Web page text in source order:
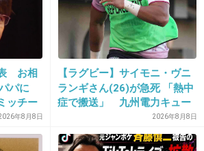
+12 -58
お相
パに
ッチー
年8月8日
【ラグビー】サイモニ・ヴニ
ランギさん(26)が急死 「熱中
症で搬送」 九州電力キュー
デンヴォルテクスで練習中
2026年8月8日